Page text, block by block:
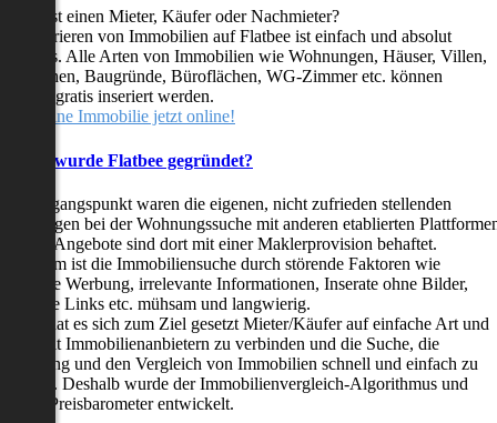
suchst einen Mieter, Käufer oder Nachmieter?
Inserieren von Immobilien auf Flatbee ist einfach und absolut
Alle Arten von Immobilien wie Wohnungen, Häuser, Villen,
Baugründe, Büroflächen, WG-Zimmer etc. können
gratis inseriert werden.
deine Immobilie jetzt online!
wurde Flatbee gegründet?
Ausgangspunkt waren die eigenen, nicht zufrieden stellenden
bei der Wohnungssuche mit anderen etablierten
alle Angebote sind dort mit einer Maklerprovision behaftet.
ist die Immobiliensuche durch störende Faktoren wie
Werbung, irrelevante Informationen, Inserate ohne Bilder,
Links etc. mühsam und langwierig.
hat es sich zum Ziel gesetzt Mieter/Käufer auf einfache Art und
mit Immobilienanbietern zu verbinden und die Suche, die
und den Vergleich von Immobilien schnell und einfach zu
Deshalb wurde der Immobilienvergleich-Algorithmus und
Preisbarometer entwickelt.